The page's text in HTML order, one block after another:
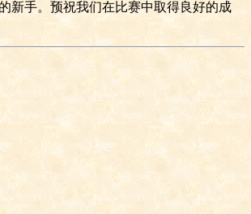
新手。预祝我们在比赛中取得良好的成